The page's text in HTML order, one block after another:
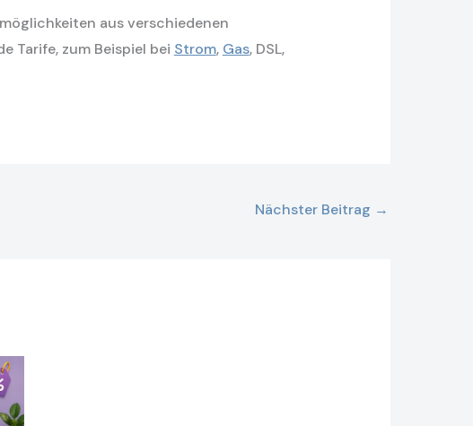
aus verschiedenen
Tarife, zum Beispiel bei Strom, Gas, DSL,
Nächster Beitrag →